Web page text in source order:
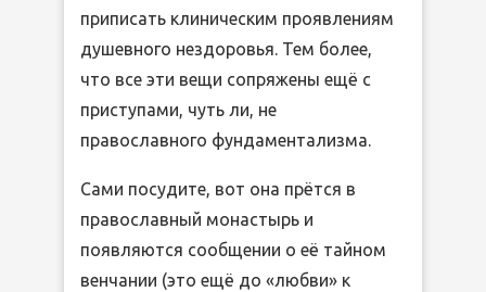
приписать клиническим проявлениям
душевного нездоровья. Тем более,
что все эти вещи сопряжены ещё с
приступами, чуть ли, не
православного фундаментализма.
Сами посудите, вот она прётся в
православный монастырь и
появляются сообщении о её тайном
венчании (это ещё до «любви» к